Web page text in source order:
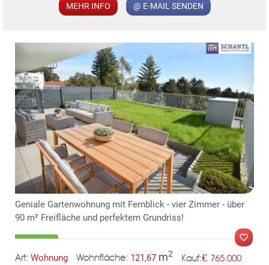
TE
MEHR INFO @ E-MAIL SENDEN
Geniale Gartenwohnung mit Fernblick - vier Zimmer - über
90 m² Freifläche und perfektem Grundriss!
Art: Wohnung Wohnfläche: 121,67 m2 Kauf:€ 765.000